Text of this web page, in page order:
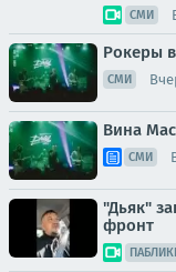
СМИ
Рокеры
СМИ
Вина
СМИ
"Дьяк"
фронт